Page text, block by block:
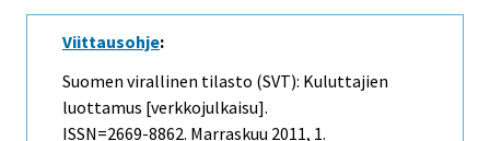
Viittausohje:
Suomen virallinen tilasto (SVT): Kuluttajien
luottamus [verkkojulkaisu].
ISSN=2669-8862. Marraskuu 2011, 1.